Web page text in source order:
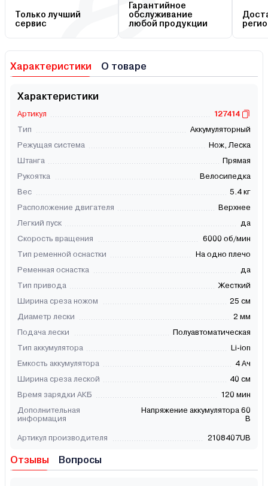
Только лучший
сервис
Гарантийное
обслуживание
любой продукции
Характеристики О товаре
Характеристики
Артикул
127414
Тип
Аккумуляторный
Режущая система
Нож, Леска
Штанга
Прямая
Рукоятка
Велосипедка
Вес
5.4 кг
Расположение двигателя
Верхнее
Легкий пуск
да
Скорость вращения
6000 об/мин
Тип ременной оснастки
На одно плечо
Ременная оснастка
да
Тип привода
Жесткий
Ширина среза ножом
25 см
Диаметр лески
2 мм
Подача лески
Полуавтоматическая
Тип аккумулятора
Li-ion
Емкость аккумулятора
4 Ач
Ширина среза леской
40 см
Время зарядки АКБ
120 мин
Дополнительная
информация
Напряжение аккумулятора 60
В
Артикул производителя 2108407UB
Отзывы Вопросы